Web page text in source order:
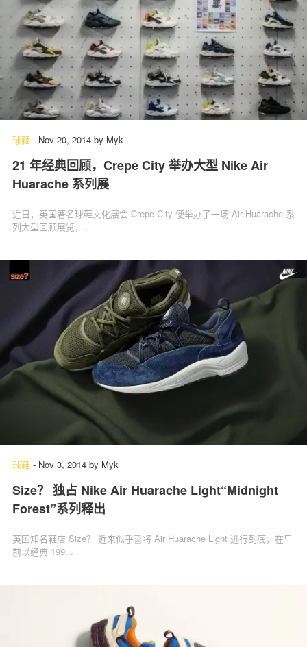
球鞋 - Nov 20, 2014 by Myk
21 年经典回顾，Crepe City 举办大型 Nike Air
Huarache 系列展
近日，英国著名球鞋文化展会 Crepe City 便举办了一场 Air Huarache 系
列大型回顾展览，...
球鞋 - Nov 3, 2014 by Myk
Size？ 独占 Nike Air Huarache Light“Midnight
Forest”系列释出
英国知名鞋店 Size？ 近来似乎誓将 Air Huarache Light 进行到底，在早
前以经典 199...